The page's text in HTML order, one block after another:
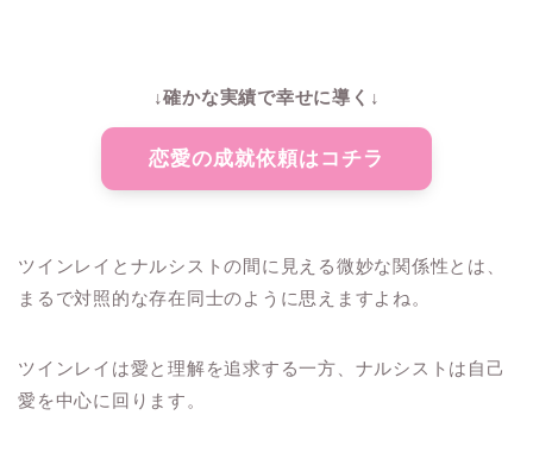
↓確かな実績で幸せに導く↓
恋愛の成就依頼はコチラ
ツインレイとナルシストの間に見える微妙な関係性とは、
まるで対照的な存在同士のように思えますよね。
ツインレイは愛と理解を追求する一方、ナルシストは自己
愛を中心に回ります。